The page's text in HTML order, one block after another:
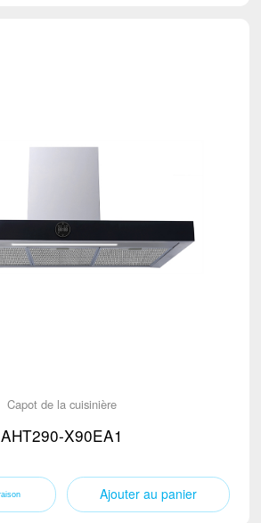
Capot de la cuisinière
AHT290-X90EA1
Ajouter au panier